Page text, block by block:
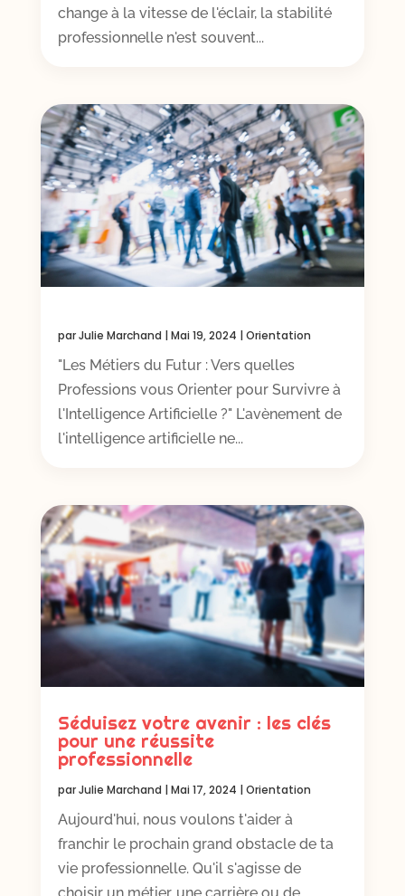
change à la vitesse de l'éclair, la stabilité
professionnelle n'est souvent...
parJulie Marchand | Mai 19, 2024 | Orientation
"Les Métiers du Futur : Vers quelles
Professions vous Orienter pour Survivre à
l'Intelligence Artificielle ?" L'avènement de
l'intelligence artificielle ne...
Séduisez votre avenir : les clés
pour une réussite
professionnelle
parJulie Marchand Mai 17, 2024 Orientation
Aujourd'hui, nous voulons t'aider à
franchir le prochain grand obstacle de ta
vie professionnelle. Qu'il s'agisse de